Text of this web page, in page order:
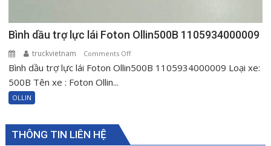
Bình dầu trợ lực lái Foton Ollin500B 1105934000009
truckvietnam Comments Offon
Bình
Bình dầu trợ lực lái Foton Ollin500B 1105934000009 Loại xe:
500B Tên xe : Foton Ollin...
OLLIN
THÔNG TIN LIÊN HỆ